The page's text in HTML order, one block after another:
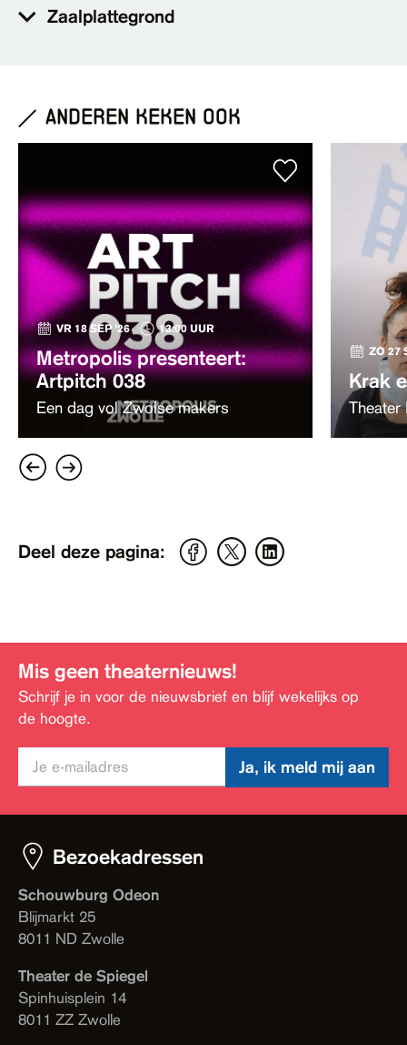
Zaalplattegrond
anderen keken ook
VR 18 SEP '26 13:00 UUR
Metropolis presenteert:
Artpitch 038
Een dag vol Zwolse makers
ZO 27
Krak
Theater
Deel deze pagina:
Mis geen theaternieuws!
Schrijf je in voor de nieuwsbrief en blijf wekelijks op
de hoogte.
Ja, ik meld mij aan
Bezoekadressen
Schouwburg Odeon
Blijmarkt 25
8011 ND Zwolle
Theater de Spiegel
Spinhuisplein 14
8011 ZZ Zwolle